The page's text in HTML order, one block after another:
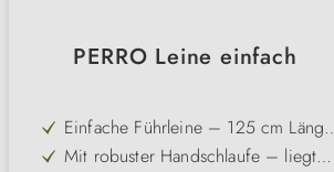
PERRO Leine einfach
Einfache Führleine – 125 cm Länge
für optimale Kontrolle im Alltag
Mit robuster Handschlaufe – liegt